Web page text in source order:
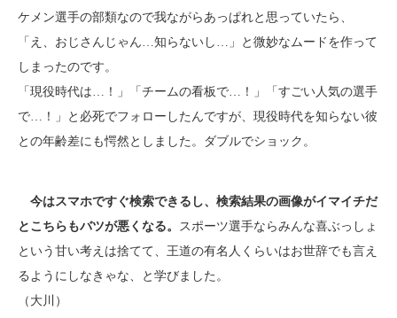
ケメン選手の部類なので我ながらあっぱれと思っていたら、
「え、おじさんじゃん…知らないし…」と微妙なムードを作って
しまったのです。
「現役時代は…！」「チームの看板で…！」「すごい人気の選手
で…！」と必死でフォローしたんですが、現役時代を知らない彼
との年齢差にも愕然としました。ダブルでショック。
今はスマホですぐ検索できるし、検索結果の画像がイマイチだ
とこちらもバツが悪くなる。
スポーツ選手ならみんな喜ぶっしょ
という甘い考えは捨てて、王道の有名人くらいはお世辞でも言え
るようにしなきゃな、と学びました。
（大川）